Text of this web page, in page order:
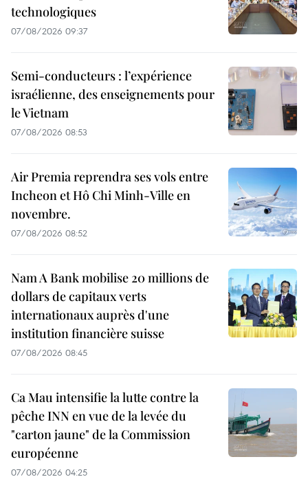
technologiques
07/08/2026 09:37
Semi-conducteurs : l’expérience
israélienne, des enseignements pour
le Vietnam
07/08/2026 08:53
Air Premia reprendra ses vols entre
Incheon et Hô Chi Minh-Ville en
novembre.
07/08/2026 08:52
Nam A Bank mobilise 20 millions de
dollars de capitaux verts
internationaux auprès d'une
institution financière suisse
07/08/2026 08:45
Ca Mau intensifie la lutte contre la
pêche INN en vue de la levée du
"carton jaune" de la Commission
européenne
07/08/2026 04:25